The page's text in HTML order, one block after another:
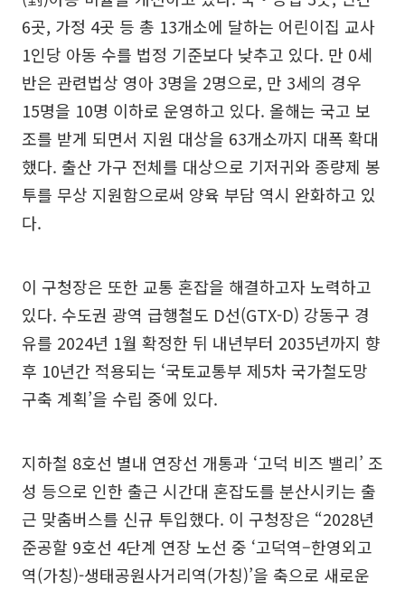
6곳, 가정 4곳 등 총 13개소에 달하는 어린이집 교사
1인당 아동 수를 법정 기준보다 낮추고 있다. 만 0세
반은 관련법상 영아 3명을 2명으로, 만 3세의 경우
15명을 10명 이하로 운영하고 있다. 올해는 국고 보
조를 받게 되면서 지원 대상을 63개소까지 대폭 확대
했다. 출산 가구 전체를 대상으로 기저귀와 종량제 봉
투를 무상 지원함으로써 양육 부담 역시 완화하고 있
다.
이 구청장은 또한 교통 혼잡을 해결하고자 노력하고
있다. 수도권 광역 급행철도 D선(GTX-D) 강동구 경
유를 2024년 1월 확정한 뒤 내년부터 2035년까지 향
후 10년간 적용되는 ‘국토교통부 제5차 국가철도망
구축 계획’을 수립 중에 있다.
지하철 8호선 별내 연장선 개통과 ‘고덕 비즈 밸리’ 조
성 등으로 인한 출근 시간대 혼잡도를 분산시키는 출
근 맞춤버스를 신규 투입했다. 이 구청장은 “2028년
준공할 9호선 4단계 연장 노선 중 ‘고덕역–한영외고
역(가칭)-생태공원사거리역(가칭)’을 축으로 새로운